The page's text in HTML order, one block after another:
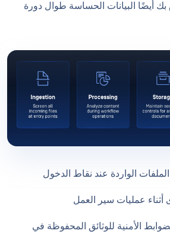
أيضًا البيانات الحساسة طوال دورة
الواردة عند نقاط الدخول
أثناء عمليات سير العمل
الأمنية للوثائق المحفوظة في